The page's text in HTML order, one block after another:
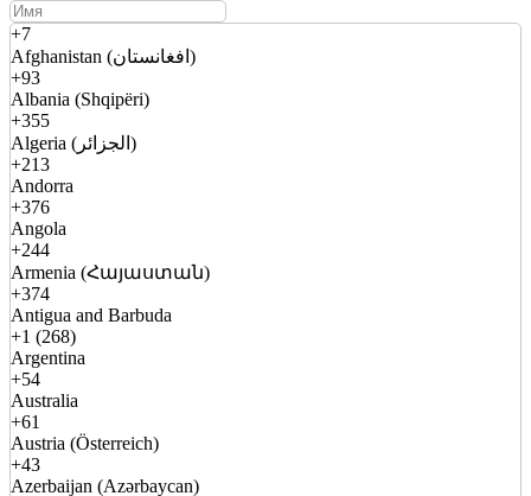
+7
Afghanistan (افغانستان)
+93
Albania (Shqipëri)
+355
Algeria (الجزائر)
+213
Andorra
+376
Angola
+244
Armenia (Հայաստան)
+374
Antigua and Barbuda
+1 (268)
Argentina
+54
Australia
+61
Austria (Österreich)
+43
Azerbaijan (Azərbaycan)